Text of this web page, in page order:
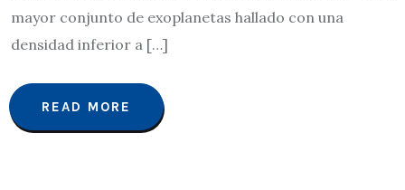
mayor conjunto de exoplanetas hallado con una
densidad inferior a […]
READ MORE